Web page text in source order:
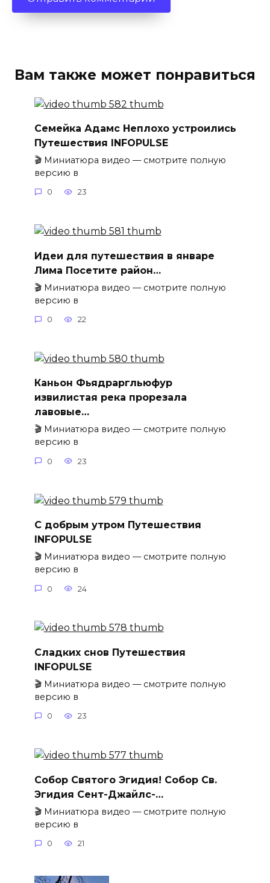
Вам также может понравиться
Семейка Адамс Неплохо устроились
Путешествия INFOPULSE
🎬 Миниатюра видео — смотрите полную
версию в
0 23
Идеи для путешествия в январе
Лима Посетите район…
🎬 Миниатюра видео — смотрите полную
версию в
0 22
Каньон Фьядраргльюфур
извилистая река прорезала
лавовые…
🎬 Миниатюра видео — смотрите полную
версию в
0 23
С добрым утром Путешествия
INFOPULSE
🎬 Миниатюра видео — смотрите полную
версию в
0 24
Сладких снов Путешествия
INFOPULSE
🎬 Миниатюра видео — смотрите полную
версию в
0 23
Собор Святого Эгидия! Собор Св.
Эгидия Сент-Джайлс-…
🎬 Миниатюра видео — смотрите полную
версию в
0 21